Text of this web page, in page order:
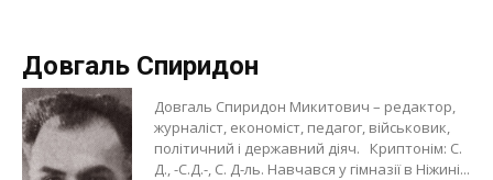
Довгаль Спиридон
Довгаль Спиридон Микитович – редактор,
журналіст, економіст, педагог, військовик,
політичний і державний діяч. Криптонім: С.
Д., -С.Д.-, С. Д-ль. Навчався у гімназії в Ніжині...